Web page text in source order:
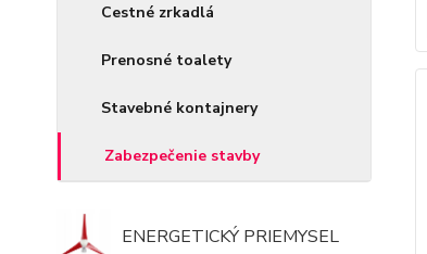
Cestné zrkadlá
Prenosné toalety
Stavebné kontajnery
Zabezpečenie stavby
ENERGETICKÝ PRIEMYSEL